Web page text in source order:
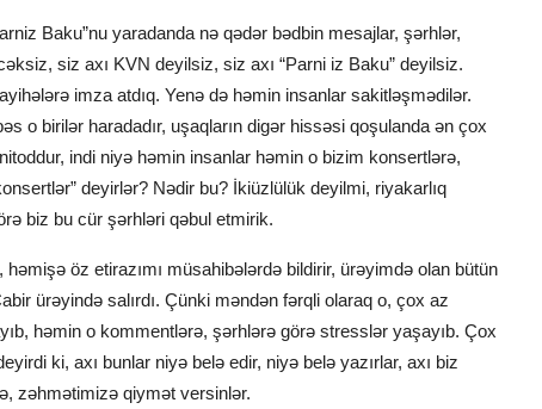
Baku”nu yaradanda nə qədər bədbin mesajlar, şərhlər,
siz axı KVN deyilsiz, siz axı “Parni iz Baku” deyilsiz.
imza atdıq. Yenə də həmin insanlar sakitləşmədilər.
o birilər haradadır, uşaqların digər hissəsi qoşulanda ən çox
nitoddur, indi niyə həmin insanlar həmin o bizim konsertlərə,
deyirlər? Nədir bu? İkiüzlülük deyilmi, riyakarlıq
biz bu cür şərhləri qəbul etmirik.
öz etirazımı müsahibələrdə bildirir, ürəyimdə olan bütün
ürəyində salırdı. Çünki məndən fərqli olaraq o, çox az
həmin o kommentlərə, şərhlərə görə stresslər yaşayıb. Çox
ki, axı bunlar niyə belə edir, niyə belə yazırlar, axı biz
zəhmətimizə qiymət versinlər.